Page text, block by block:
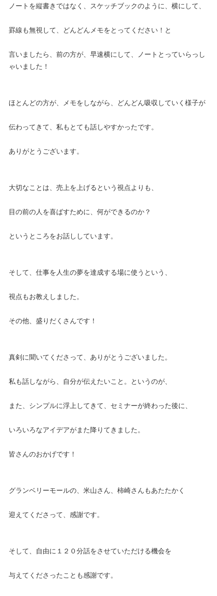
ノートを縦書きではなく、スケッチブックのように、横にして、
罫線も無視して、どんどんメモをとってください！と
言いましたら、前の方が、早速横にして、ノートとっていらっし
ゃいました！
ほとんどの方が、メモをしながら、どんどん吸収していく様子が
伝わってきて、私もとても話しやすかったです。
ありがとうございます。
大切なことは、売上を上げるという視点よりも、
目の前の人を喜ばすために、何ができるのか？
というところをお話ししています。
そして、仕事を人生の夢を達成する場に使うという、
視点もお教えしました。
その他、盛りだくさんです！
真剣に聞いてくださって、ありがとうございました。
私も話しながら、自分が伝えたいこと。というのが、
また、シンプルに浮上してきて、セミナーが終わった後に、
いろいろなアイデアがまた降りてきました。
皆さんのおかげです！
グランベリーモールの、米山さん、柿崎さんもあたたかく
迎えてくださって、感謝です。
そして、自由に１２０分話をさせていただける機会を
与えてくださったことも感謝です。